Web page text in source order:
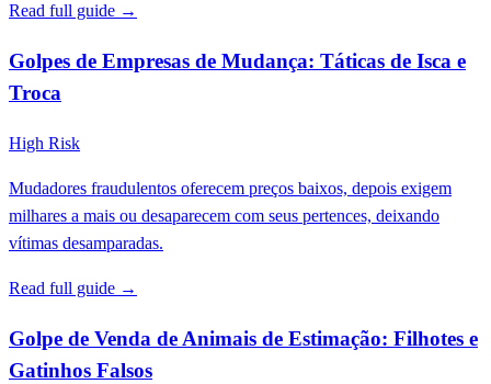
Read full guide →
Golpes de Empresas de Mudança: Táticas de Isca e
Troca
High Risk
Mudadores fraudulentos oferecem preços baixos, depois exigem
milhares a mais ou desaparecem com seus pertences, deixando
vítimas desamparadas.
Read full guide →
Golpe de Venda de Animais de Estimação: Filhotes e
Gatinhos Falsos